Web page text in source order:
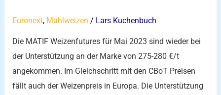
Euronext, Mahlweizen / Lars Kuchenbuch
Die MATIF Weizenfutures für Mai 2023 sind wieder bei
der Unterstützung an der Marke von 275-280 €/t
angekommen. Im Gleichschritt mit den CBoT Preisen
fällt auch der Weizenpreis in Europa. Die Unterstützung